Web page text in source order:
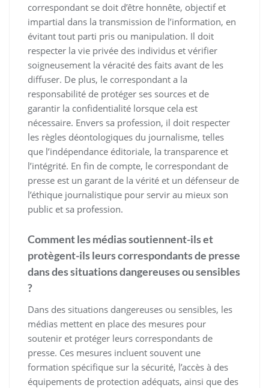
correspondant se doit d’être honnête, objectif et
impartial dans la transmission de l’information, en
évitant tout parti pris ou manipulation. Il doit
respecter la vie privée des individus et vérifier
soigneusement la véracité des faits avant de les
diffuser. De plus, le correspondant a la
responsabilité de protéger ses sources et de
garantir la confidentialité lorsque cela est
nécessaire. Envers sa profession, il doit respecter
les règles déontologiques du journalisme, telles
que l’indépendance éditoriale, la transparence et
l’intégrité. En fin de compte, le correspondant de
presse est un garant de la vérité et un défenseur de
l’éthique journalistique pour servir au mieux son
public et sa profession.
Comment les médias soutiennent-ils et
protègent-ils leurs correspondants de presse
dans des situations dangereuses ou sensibles
?
Dans des situations dangereuses ou sensibles, les
médias mettent en place des mesures pour
soutenir et protéger leurs correspondants de
presse. Ces mesures incluent souvent une
formation spécifique sur la sécurité, l’accès à des
équipements de protection adéquats, ainsi que des